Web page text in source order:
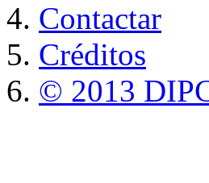
Contactar
Créditos
© 2013